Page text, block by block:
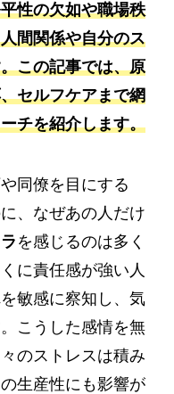
性の欠如や職場秩
間関係や自分のス
この記事では、原
セルフケアまで網
チを紹介します。
同僚を目にする
、なぜあの人だけ
を感じるのは多く
に責任感が強い人
敏感に察知し、気
こうした感情を無
のストレスは積み
生産性にも影響が